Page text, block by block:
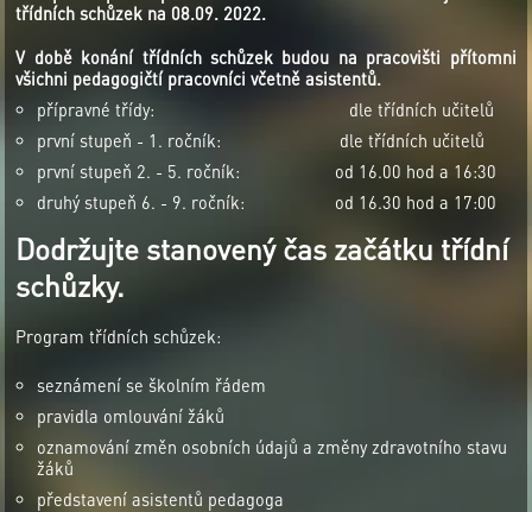
třídních schůzek na 08.09. 2022.
V době konání třídních schůzek budou na pracovišti přítomni
všichni pedagogičtí pracovníci včetně asistentů.
přípravné třídy: dle třídních učitelů
první stupeň - 1. ročník: dle třídních učitelů
první stupeň 2. - 5. ročník: od 16.00 hod a 16:30
druhý stupeň 6. - 9. ročník: od 16.30 hod a 17:00
Dodržujte stanovený čas začátku třídní
schůzky.
Program třídních schůzek:
seznámení se školním řádem
pravidla omlouvání žáků
oznamování změn osobních údajů a změny zdravotního stavu
žáků
představení asistentů pedagoga